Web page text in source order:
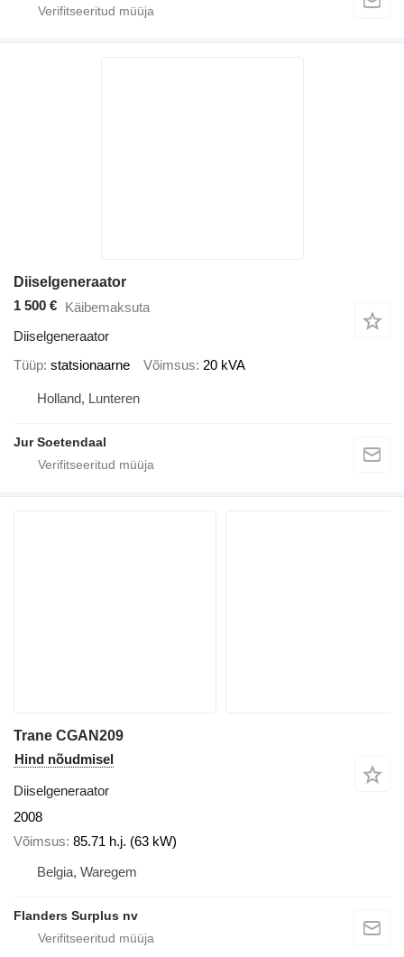
Diiselgeneraator
1 500 € Käibemaksuta
Diiselgeneraator
Tüüp statsionaarne Võimsus 20 kVA
Holland, Lunteren
Jur Soetendaal
Trane CGAN209
Hind nõudmisel
Diiselgeneraator
2008
Võimsus 85.71 h.j. (63 kW)
Belgia, Waregem
Flanders Surplus nv